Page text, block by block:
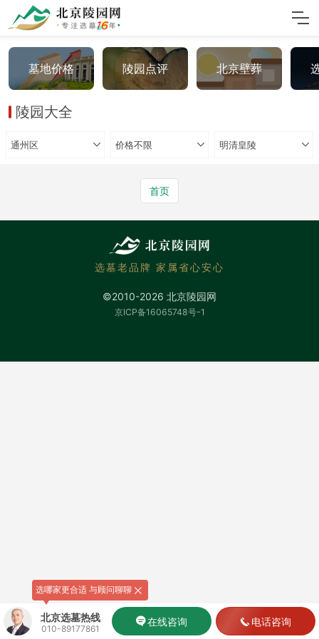
墓地价格 陵园点评 北京壁葬
陵园大全
通州区 价格不限 明清皇陵
首页
北京选墓热线
010-89177861
在线咨询 电话咨询
选哪家更合适 与顾问聊聊
选墓老品牌 家属省心安心
©2010-2026 北京陵园网
京ICP备16065748号-1